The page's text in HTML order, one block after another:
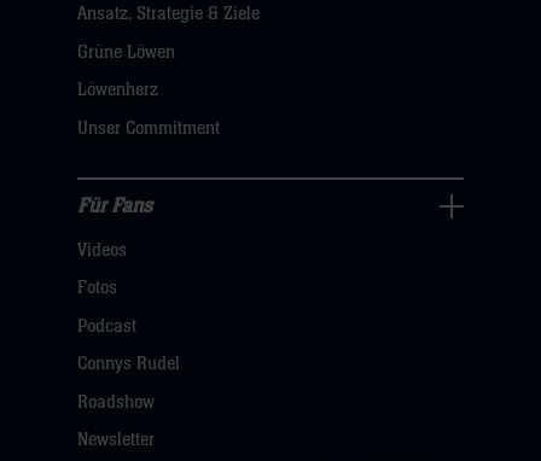
Navigation
öffnen,
dann
hier
Ansatz, Strategie & Ziele
Grüne Löwen
Löwenherz
Unser Commitment
Fans
Navigation
öffnen,
dann
hier
Für Fans
Videos
Fotos
Podcast
Connys Rudel
Roadshow
Newsletter